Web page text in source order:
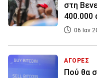
στη
06 Ιαν
ΑΓΟΡΕΣ
Πού θα